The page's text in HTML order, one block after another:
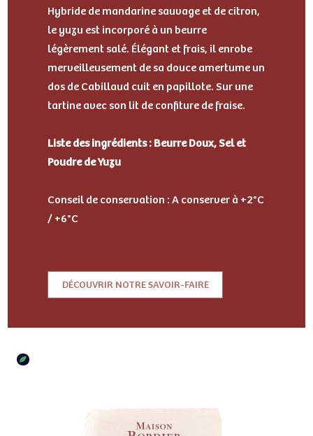
Hybride de mandarine sauvage et de citron,
le yuzu est incorporé à un beurre
légèrement salé. Élégant et frais, il enrobe
merveilleusement de sa douce amertume un
dos de Cabillaud cuit en papillote. Sur une
tartine avec son lit de confiture de fraise.
Liste des ingrédients : Beurre Doux, Sel et
Poudre de Yuzu
Conseil de conservation : A conserver à +2°C
/ +6°C
DÉCOUVRIR NOTRE SAVOIR-FAIRE